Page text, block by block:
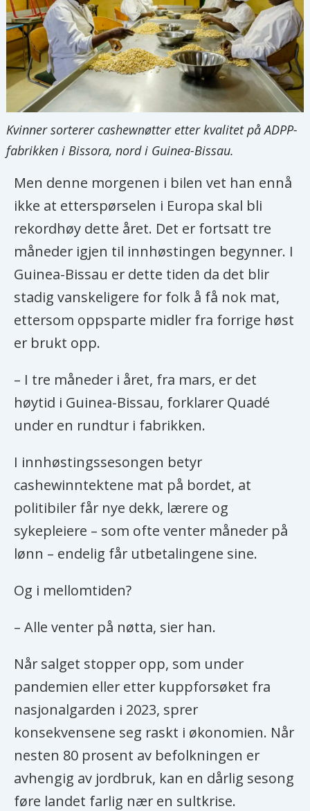
Kvinner sorterer cashewnøtter etter kvalitet på ADPP-
fabrikken i Bissora, nord i Guinea-Bissau.
Men denne morgenen i bilen vet han ennå
ikke at etterspørselen i Europa skal bli
rekordhøy dette året. Det er fortsatt tre
måneder igjen til innhøstingen begynner. I
Guinea-Bissau er dette tiden da det blir
stadig vanskeligere for folk å få nok mat,
ettersom oppsparte midler fra forrige høst
er brukt opp.
– I tre måneder i året, fra mars, er det
høytid i Guinea-Bissau, forklarer Quadé
under en rundtur i fabrikken.
I innhøstingssesongen betyr
cashewinntektene mat på bordet, at
politibiler får nye dekk, lærere og
sykepleiere – som ofte venter måneder på
lønn – endelig får utbetalingene sine.
Og i mellomtiden?
– Alle venter på nøtta, sier han.
Når salget stopper opp, som under
pandemien eller etter kuppforsøket fra
nasjonalgarden i 2023, sprer
konsekvensene seg raskt i økonomien. Når
nesten 80 prosent av befolkningen er
avhengig av jordbruk, kan en dårlig sesong
føre landet farlig nær en sultkrise.